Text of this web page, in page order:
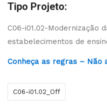
Tipo Projeto:
C06-i01.02-Modernização
estabelecimentos de
Conheça as regras – Não
C06-i01.02_Off